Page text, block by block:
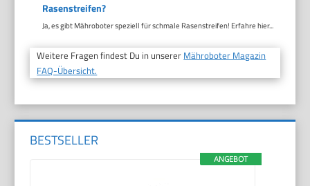
Rasenstreifen?
Ja, es gibt Mähroboter speziell für schmale Rasenstreifen! Erfahre hier...
Weitere Fragen findest Du in unserer Mähroboter Magazin
FAQ-Übersicht.
BESTSELLER
ANGEBOT